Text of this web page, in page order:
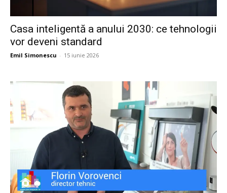
Casa inteligentă a anului 2030: ce tehnologii
vor deveni standard
Emil Simonescu - 15 iunie 2026